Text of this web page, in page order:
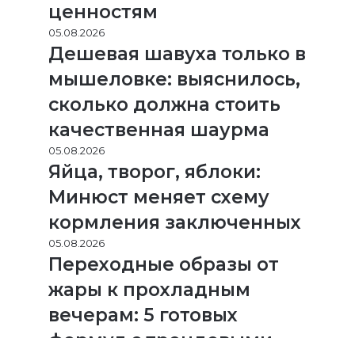
ценностям
05.08.2026
Дешевая шавуха только в
мышеловке: выяснилось,
сколько должна стоить
качественная шаурма
05.08.2026
Яйца, творог, яблоки:
Минюст меняет схему
кормления заключенных
05.08.2026
Переходные образы от
жары к прохладным
вечерам: 5 готовых